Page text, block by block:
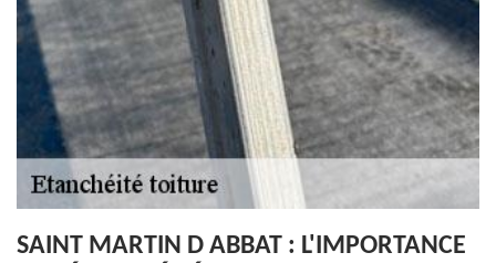
SAINT MARTIN D ABBAT : L'IMPORTANCE